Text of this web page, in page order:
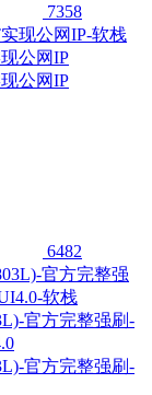
7358
公网IP
公网IP
6482
官方完整强刷-
官方完整强刷-